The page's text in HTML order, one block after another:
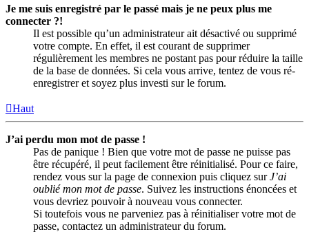
Je me suis enregistré par le passé mais je ne peux plus me
connecter ?!
Il est possible qu’un administrateur ait désactivé ou supprimé
votre compte. En effet, il est courant de supprimer
régulièrement les membres ne postant pas pour réduire la taille
de la base de données. Si cela vous arrive, tentez de vous ré-
enregistrer et soyez plus investi sur le forum.
Haut
J’ai perdu mon mot de passe !
Pas de panique ! Bien que votre mot de passe ne puisse pas
être récupéré, il peut facilement être réinitialisé. Pour ce faire,
rendez vous sur la page de connexion puis cliquez surJ’ai
oublié mon mot de passe. Suivez les instructions énoncées et
vous devriez pouvoir à nouveau vous connecter.
Si toutefois vous ne parveniez pas à réinitialiser votre mot de
passe, contactez un administrateur du forum.